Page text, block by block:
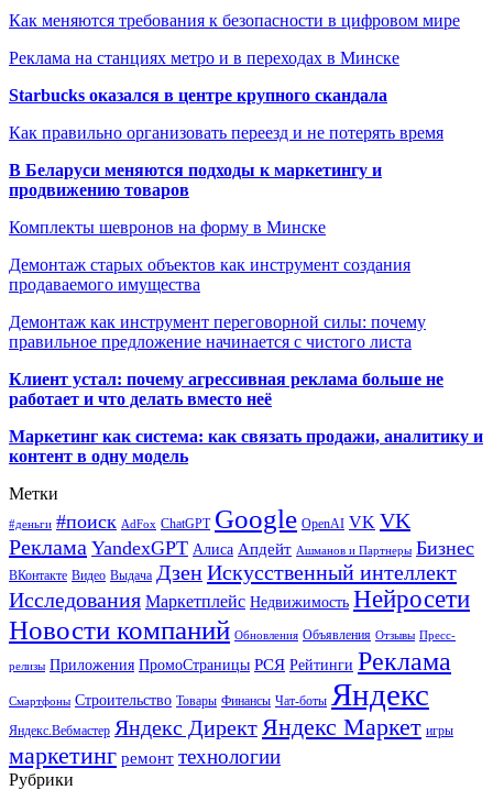
Как меняются требования к безопасности в цифровом мире
Реклама на станциях метро и в переходах в Минске
Starbucks оказался в центре крупного скандала
Как правильно организовать переезд и не потерять время
В Беларуси меняются подходы к маркетингу и
продвижению товаров
Комплекты шевронов на форму в Минске
Демонтаж старых объектов как инструмент создания
продаваемого имущества
Демонтаж как инструмент переговорной силы: почему
правильное предложение начинается с чистого листа
Клиент устал: почему агрессивная реклама больше не
работает и что делать вместо неё
Маркетинг как система: как связать продажи, аналитику и
контент в одну модель
Метки
#деньги #поиск AdFox ChatGPT Google OpenAI VK VK
Реклама YandexGPT Алиса Апдейт Ашманов и Партнеры Бизнес
ВКонтакте Видео Выдача ДзенИскусственный интеллект
Исследования Маркетплейс Недвижимость Нейросети
Новости компаний Обновления Объявления Отзывы Пресс-
релизы Приложения ПромоСтраницы РСЯ Рейтинги Реклама
Смартфоны Строительство Товары Финансы Чат-боты Яндекс
Яндекс.Вебмастер Яндекс Директ Яндекс Маркет игры
маркетинг ремонт технологии
Рубрики